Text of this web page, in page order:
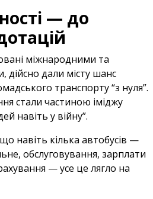
— до
міжнародними та
дійсно дали місту шанс
транспорту “з нуля”.
стали частиною іміджу
навіть у війну”.
навіть кілька автобусів —
обслуговування, зарплати
— усе це лягло на